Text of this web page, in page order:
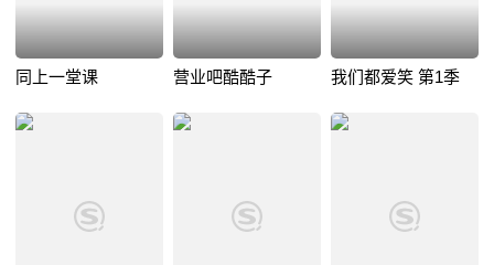
同上一堂课 营业吧酷酷子 我们都爱笑 第1季